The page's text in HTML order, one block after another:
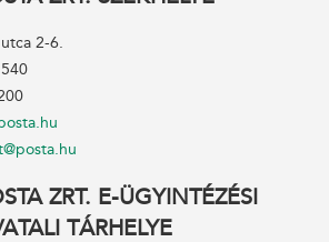
2-6.
ZRT. E-ÜGYINTÉZÉSI
TÁRHELYE